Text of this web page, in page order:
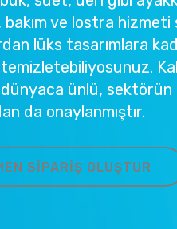
ve lostra hizmeti
lüks tasarımlara
ünlü, sektörün
da onaylanmıştır.
SIPARIŞ OLUŞTUR